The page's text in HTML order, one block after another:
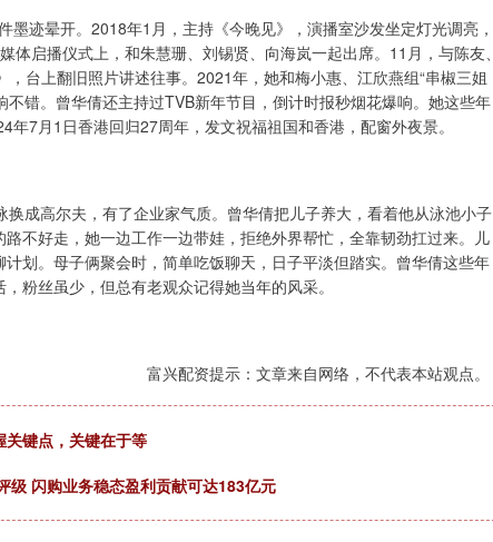
迹晕开。2018年1月，主持《今晚见》，演播室沙发坐定灯光调亮，
启播仪式上，和朱慧珊、刘锡贤、向海岚一起出席。11月，与陈友、
台上翻旧照片讲述往事。2021年，她和梅小惠、江欣燕组“串椒三姐
错。曾华倩还主持过TVB新年节目，倒计时报秒烟花爆响。她这些年
7月1日香港回归27周年，发文祝福祖国和香港，配窗外夜景。
成高尔夫，有了企业家气质。曾华倩把儿子养大，看着他从泳池小子
不好走，她一边工作一边带娃，拒绝外界帮忙，全靠韧劲扛过来。儿
划。母子俩聚会时，简单吃饭聊天，日子平淡但踏实。曾华倩这些年
粉丝虽少，但总有老观众记得她当年的风采。
富兴配资提示：文章来自网络，不代表本站观点。
键点，关键在于等
级 闪购业务稳态盈利贡献可达183亿元